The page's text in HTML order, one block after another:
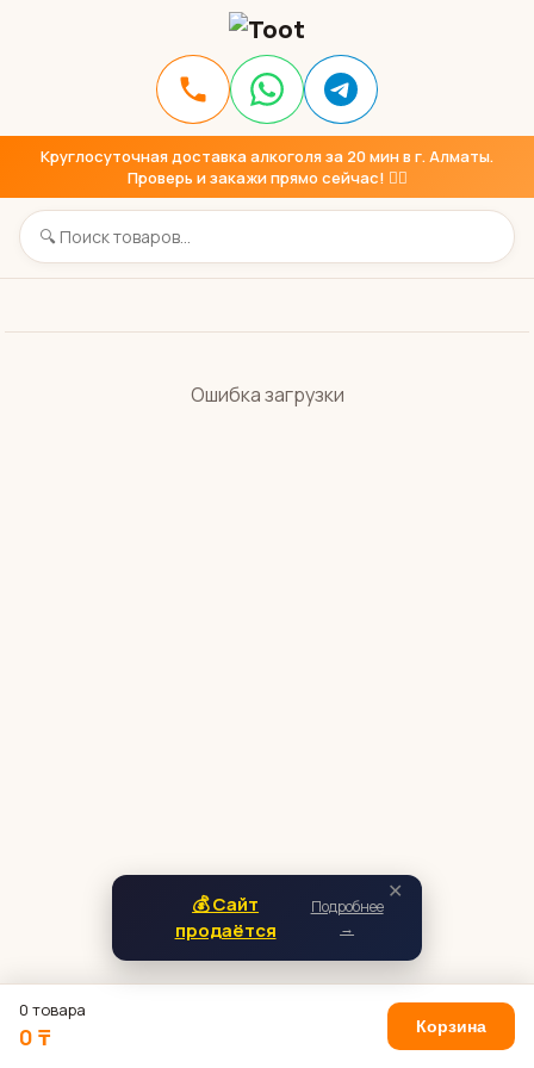
Круглосуточная доставка алкоголя за 20 мин в г. Алматы.
Проверь и закажи прямо сейчас! 👇🏼
Ошибка загрузки
✕
💰 Сайт
продаётся
Подробнее
→
0 товара
0 ₸ Корзина